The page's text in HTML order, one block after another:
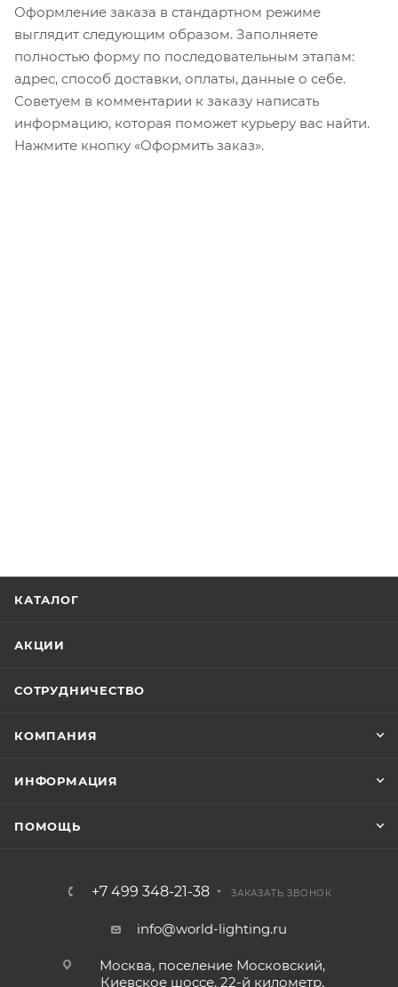
Оформление заказа в стандартном режиме
выглядит следующим образом. Заполняете
полностью форму по последовательным этапам:
адрес, способ доставки, оплаты, данные о себе.
Советуем в комментарии к заказу написать
информацию, которая поможет курьеру вас найти.
Нажмите кнопку «Оформить заказ».
КАТАЛОГ
АКЦИИ
СОТРУДНИЧЕСТВО
КОМПАНИЯ
ИНФОРМАЦИЯ
ПОМОЩЬ
+7 499 348-21-38 ЗАКАЗАТЬ ЗВОНОК
info@world-lighting.ru
Москва, поселение Московский,
Киевское шоссе, 22-й километр,